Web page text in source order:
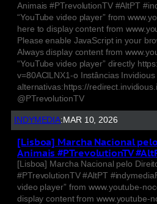
Animais #PTrevolutionTV #AltPT
“YouTube video player” from
here to display content from
Please enable JavaScript in your
Always display content from
“YouTube video player” directly
v=80AClLNX1-o Instâncias Invidious
alternativas:https://
@PTrevolutionTV
INDYMEDIA: MAR 10, 2026
[Lisboa] Marcha Nacional
Animais #PTrevolutionTV
[Lisboa] Marcha Nacional pelo
#PTrevolutionTV #AltPT
video player” from www.youtube-
display content from www.youtube-